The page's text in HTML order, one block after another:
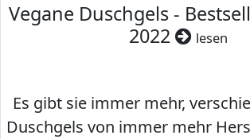
Vegane Duschgels -
2022
lesen
Es gibt sie immer mehr,
Duschgels von immer mehr